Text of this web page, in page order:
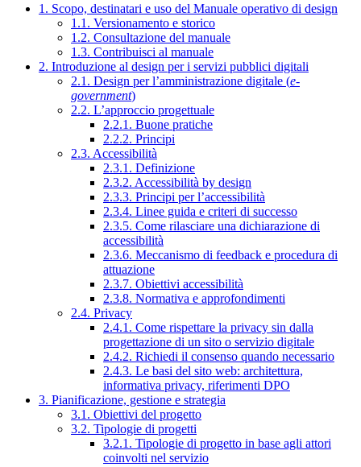
1. Scopo, destinatari e uso del Manuale operativo di design
1.1. Versionamento e storico
1.2. Consultazione del manuale
1.3. Contribuisci al manuale
2. Introduzione al design per i servizi pubblici digitali
2.1. Design per l’amministrazione digitale (e-
government)
2.2. L’approccio progettuale
2.2.1. Buone pratiche
2.2.2. Principi
2.3. Accessibilità
2.3.1. Definizione
2.3.2. Accessibilità by design
2.3.3. Principi per l’accessibilità
2.3.4. Linee guida e criteri di successo
2.3.5. Come rilasciare una dichiarazione di
accessibilità
2.3.6. Meccanismo di feedback e procedura di
attuazione
2.3.7. Obiettivi accessibilità
2.3.8. Normativa e approfondimenti
2.4. Privacy
2.4.1. Come rispettare la privacy sin dalla
progettazione di un sito o servizio digitale
2.4.2. Richiedi il consenso quando necessario
2.4.3. Le basi del sito web: architettura,
informativa privacy, riferimenti DPO
3. Pianificazione, gestione e strategia
3.1. Obiettivi del progetto
3.2. Tipologie di progetti
3.2.1. Tipologie di progetto in base agli attori
coinvolti nel servizio